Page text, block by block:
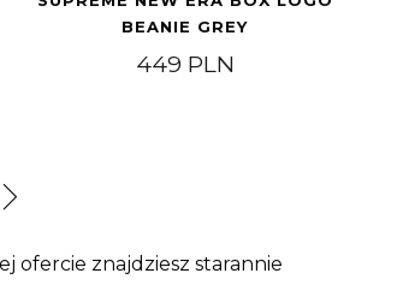
BEANIE GREY
449 PLN
ofercie znajdziesz starannie